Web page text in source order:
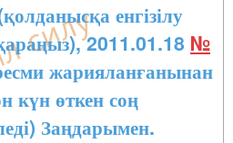
енгізілу
2011.01.18 №
жарияланғанынан
күн өткен соң
Заңдарымен.